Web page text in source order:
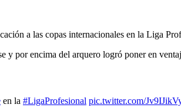
a las copas internacionales en la Liga
y por encima del arquero logró poner en
en la #LigaProfesional pic.twitter.com/